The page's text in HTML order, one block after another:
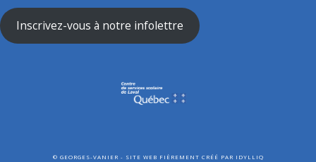
Inscrivez-vous à notre infolettre
© GEORGES-VANIER - SITE WEB FIÈREMENT CRÉÉ PAR IDYLLIQ